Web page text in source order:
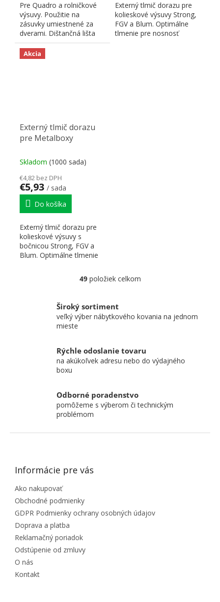
Pre Quadro a rolničkové
výsuvy. Použitie na
zásuvky umiestnené za
dverami. Dištančná lišta
prekoná presah dverí do...
Externý tlmič dorazu pre
kolieskové výsuvy Strong,
FGV a Blum. Optimálne
tlmenie pre nosnosť
Akcia
Externý tlmič dorazu
pre Metalboxy
Skladom (1000 sada)
€4,82 bez DPH
€5,93 / sada
Do košíka
Externý tlmič dorazu pre
kolieskové výsuvy s
bočnicou Strong, FGV a
Blum. Optimálne tlmenie
Ovládacie prvky výpisu
49položiek celkom
Široký sortiment
veľký výber nábytkového kovania na jednom
mieste
Rýchle odoslanie tovaru
na akúkoľvek adresu nebo do výdajného
boxu
Odborné poradenstvo
pomôžeme s výberom či technickým
problémom
ZÁPÄTIE
Informácie pre vás
Ako nakupovať
Obchodné podmienky
GDPR Podmienky ochrany osobných údajov
Doprava a platba
Reklamačný poriadok
Odstúpenie od zmluvy
O nás
Kontakt